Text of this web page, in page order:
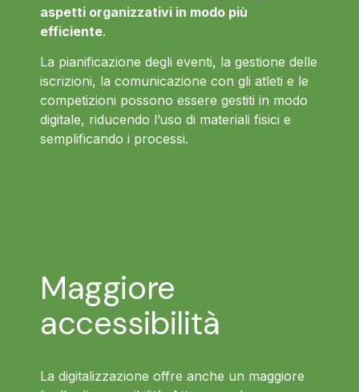
aspetti organizzativi in modo più
efficiente.
La pianificazione degli eventi, la gestione delle
iscrizioni, la comunicazione con gli atleti e le
competizioni possono essere gestiti in modo
digitale, riducendo l’uso di materiali fisici e
semplificando i processi.
Maggiore
accessibilità
La digitalizzazione offre anche un maggiore